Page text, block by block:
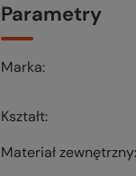
Parametry
Marka
Kształt
Materiał zewnętrzny